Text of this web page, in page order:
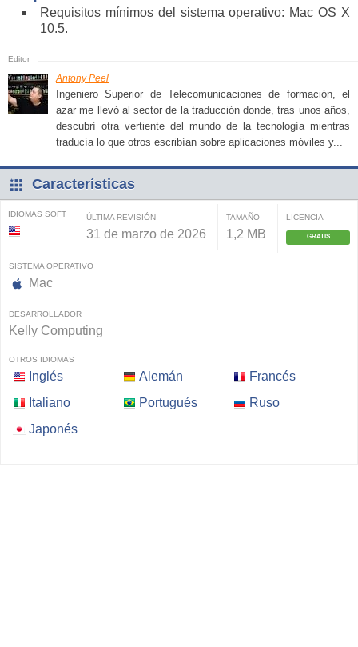
Requisitos mínimos del sistema operativo: Mac OS X
10.5.
Antony Peel
Ingeniero Superior de Telecomunicaciones de formación, el
azar me llevó al sector de la traducción donde, tras unos años,
descubrí otra vertiente del mundo de la tecnología mientras
traducía lo que otros escribían sobre aplicaciones móviles y...
Características
IDIOMAS SOFT ÚLTIMA REVISIÓN
31 de marzo de 2026
TAMAÑO
1,2 MB
LICENCIA
GRATIS
SISTEMA OPERATIVO
Mac
DESARROLLADOR
Kelly Computing
OTROS IDIOMAS
Inglés Alemán
Francés
Italiano
Portugués
Ruso
Japonés